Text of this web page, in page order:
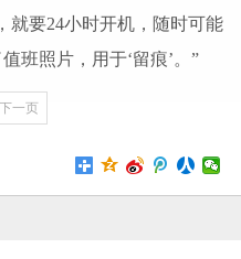
就要24小时开机，随时可能
班照片，用于‘留痕’。”
下一页